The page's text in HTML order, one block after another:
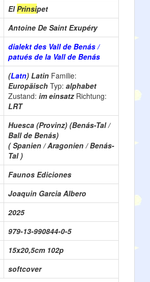
ElPrinsipet
Antoine De Saint Exupéry
dialekt des Vall de Benás /
patués de la Vall de Benás
(Latn) Latin Familie:
Europäisch Typ: alphabet
Zustand: im einsatz Richtung:
LRT
Huesca (Provinz) (Benás-Tal /
Ball de Benás)
( Spanien / Aragonien / Benás-
Tal )
Faunos Ediciones
Joaquin Garcia Albero
2025
979-13-990844-0-5
15x20,5cm 102p
softcover